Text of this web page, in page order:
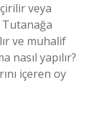
veya
ve muhalif
nasıl yapılır?
içeren oy